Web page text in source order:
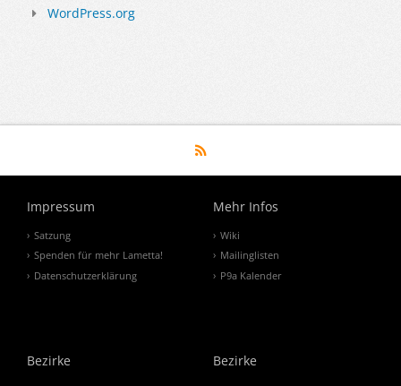
WordPress.org
Impressum
Satzung
Spenden für mehr Lametta!
Datenschutzerklärung
Mehr Infos
Wiki
Mailinglisten
P9a Kalender
Bezirke Bezirke